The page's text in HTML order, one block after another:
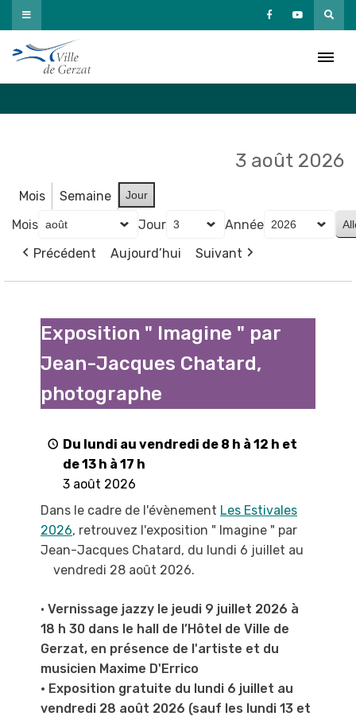
Passer
au
contenu
3 août 2026
Mois Semaine Jour
Mois Jour
Année
Précédent
Aujourd’hui Suivant
Imagine
Jean-
Chatard,
photographe
Exposition " Imagine " par
Jean-Jacques Chatard,
photographe
Du lundi au vendredi de 8 h à 12 h et
de 13 h à 17 h
3 août 2026
Dans le cadre de l'évènement Les Estivales
2026, retrouvez l'exposition " Imagine " par
Jean-Jacques Chatard, du lundi 6 juillet au
vendredi 28 août 2026.
• Vernissage jazzy le jeudi 9 juillet 2026 à
18 h 30 dans le hall de l’Hôtel de Ville de
Gerzat, en présence de l'artiste et du
musicien Maxime D'Errico
• Exposition gratuite du lundi 6 juillet au
vendredi 28 août 2026 (sauf les lundi 13 et